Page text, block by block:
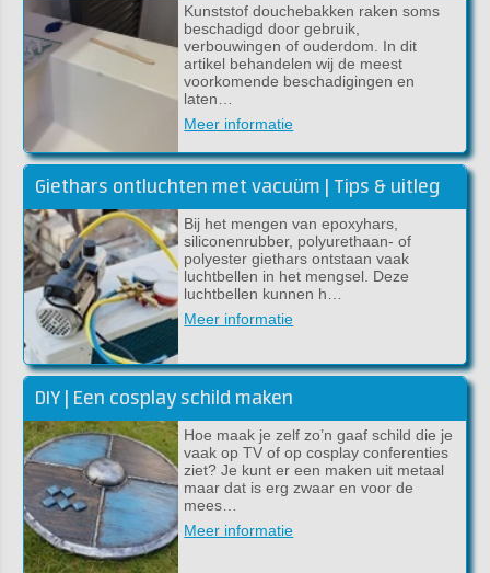
Kunststof douchebakken raken soms
beschadigd door gebruik,
verbouwingen of ouderdom. In dit
artikel behandelen wij de meest
voorkomende beschadigingen en
laten…
Meer informatie
Giethars ontluchten met vacuüm | Tips & uitleg
Bij het mengen van epoxyhars,
siliconenrubber, polyurethaan- of
polyester giethars ontstaan vaak
luchtbellen in het mengsel. Deze
luchtbellen kunnen h…
Meer informatie
DIY | Een cosplay schild maken
Hoe maak je zelf zo’n gaaf schild die je
vaak op TV of op cosplay conferenties
ziet? Je kunt er een maken uit metaal
maar dat is erg zwaar en voor de
mees…
Meer informatie